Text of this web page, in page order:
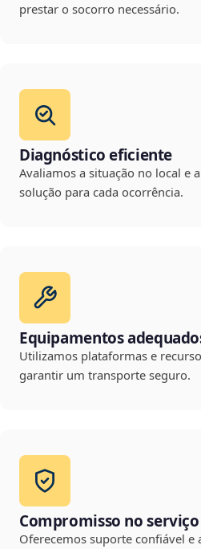
prestar o socorro necessário.
Diagnóstico eficiente
Avaliamos a situação no local e
solução para cada ocorrência.
Equipamentos
Utilizamos plataformas e
garantir um transporte seguro.
Compromisso no serviço
Oferecemos suporte confiável e